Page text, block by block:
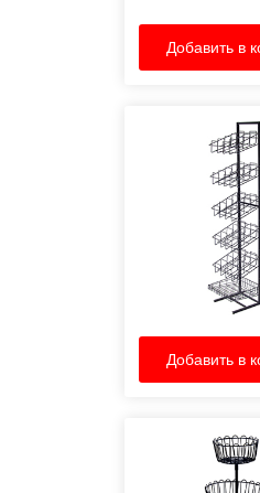
Добавить в
Добавить в